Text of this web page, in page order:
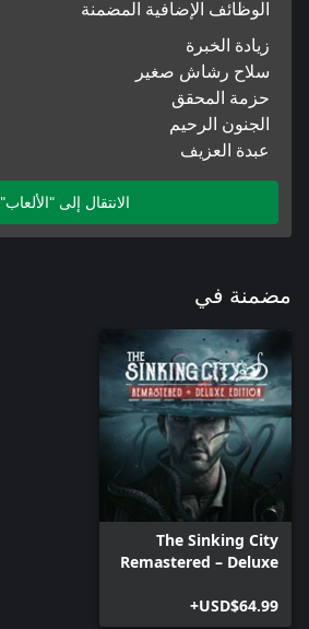
الوظائف الإضافية المضمنة
زيادة الخبرة
سلاح رشاش صغير
حزمة المحقق
الجنون الرحيم
عبدة العزيف
الانتقال إلى "الألعاب"
مضمنة في
The Sinking City
Remastered – Deluxe
USD$64.99+